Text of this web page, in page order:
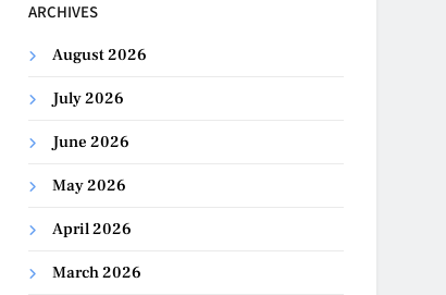
ARCHIVES
August 2026
July 2026
June 2026
May 2026
April 2026
March 2026